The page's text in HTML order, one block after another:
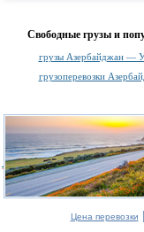
Свободные грузы и
грузы Азербайджан —
грузоперевозки
Цена перевозки |